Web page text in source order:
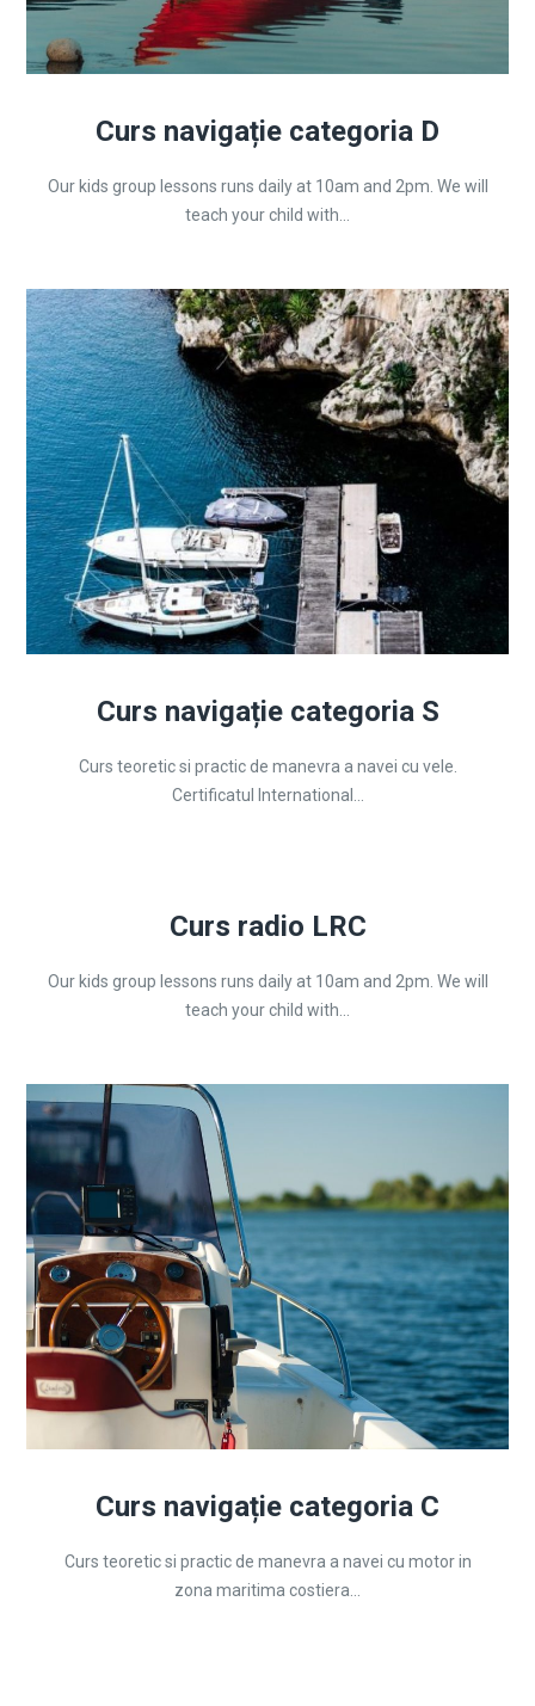
Curs navigație categoria D
Our kids group lessons runs daily at 10am and 2pm. We will
teach your child with...
Curs navigație categoria S
Curs teoretic si practic de manevra a navei cu vele.
Certificatul International...
Curs radio LRC
Our kids group lessons runs daily at 10am and 2pm. We will
teach your child with...
Curs navigație categoria C
Curs teoretic si practic de manevra a navei cu motor in
zona maritima costiera...